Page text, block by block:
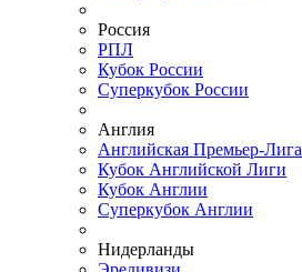
Россия
РПЛ
Кубок России
Суперкубок России
Англия
Английская Премьер-Лига
Кубок Английской Лиги
Кубок Англии
Суперкубок Англии
Нидерланды